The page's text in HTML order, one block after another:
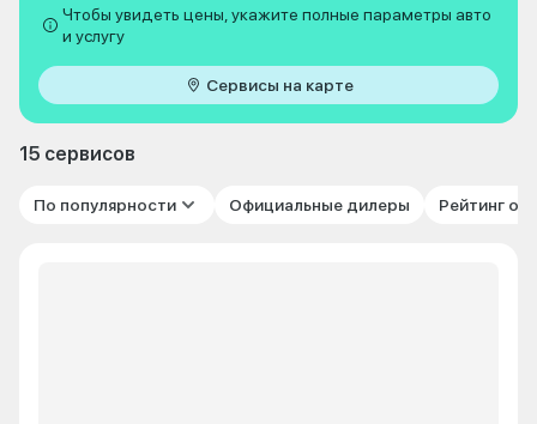
Чтобы увидеть цены, укажите полные параметры авто
и услугу
Сервисы на карте
15 сервисов
По популярности Официальные дилеры Рейтинг